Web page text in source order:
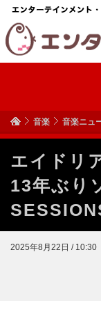
音楽 音楽ニュ
エイドリ
13年ぶり
2025年8月22日 / 10:30